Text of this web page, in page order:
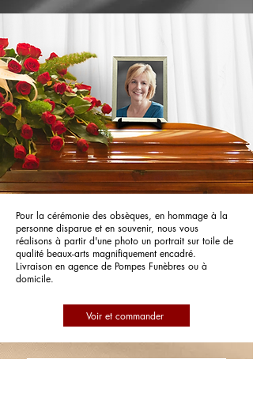
Pour la cérémonie des obsèques, en hommage à la
personne disparue et en souvenir, nous vous
réalisons à partir d'une photo un portrait sur toile de
qualité beaux-arts magnifiquement encadré.
Livraison en agence de Pompes Funèbres ou à
domicile.
Voir et commander